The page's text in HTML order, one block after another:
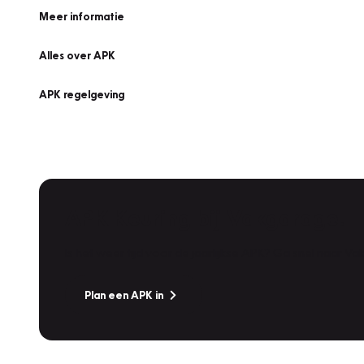
Meer informatie
Alles over APK
APK regelgeving
Plan een APK in